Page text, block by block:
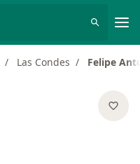
Las Condes Felipe